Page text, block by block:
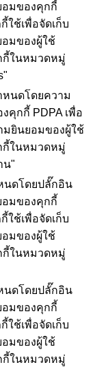
มของคุกกี้
ใช้เพื่อจัดเก็บ
มของผู้ใช้
กี้ในหมวดหมู่
นดโดยความ
คุกกี้ PDPA เพื่อ
ยินยอมของผู้ใช้
กี้ในหมวดหมู่
น"
นดโดยปลั๊กอิน
มของคุกกี้
ใช้เพื่อจัดเก็บ
มของผู้ใช้
กี้ในหมวดหมู่
นดโดยปลั๊กอิน
มของคุกกี้
ใช้เพื่อจัดเก็บ
มของผู้ใช้
กี้ในหมวดหมู่